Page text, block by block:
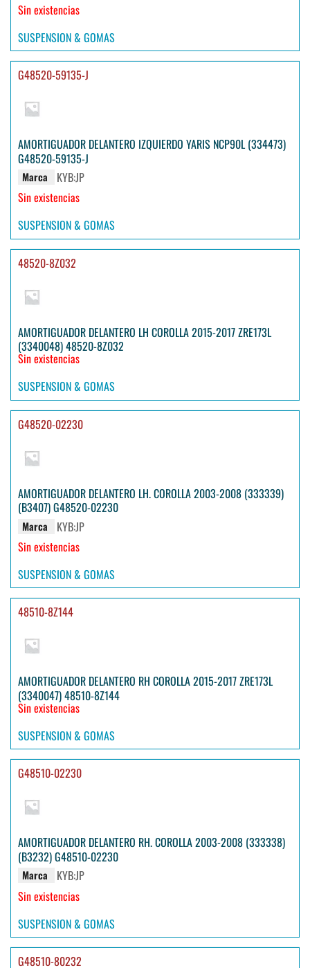
Sin existencias
SUSPENSION & GOMAS
G48520-59135-J
AMORTIGUADOR DELANTERO IZQUIERDO YARIS NCP90L (334473)
G48520-59135-J
Marca
KYB:JP
Sin existencias
SUSPENSION & GOMAS
48520-8Z032
AMORTIGUADOR DELANTERO LH COROLLA 2015-2017 ZRE173L
(3340048) 48520-8Z032
Sin existencias
SUSPENSION & GOMAS
G48520-02230
AMORTIGUADOR DELANTERO LH. COROLLA 2003-2008 (333339)
(B3407) G48520-02230
Marca
KYB:JP
Sin existencias
SUSPENSION & GOMAS
48510-8Z144
AMORTIGUADOR DELANTERO RH COROLLA 2015-2017 ZRE173L
(3340047) 48510-8Z144
Sin existencias
SUSPENSION & GOMAS
G48510-02230
AMORTIGUADOR DELANTERO RH. COROLLA 2003-2008 (333338)
(B3232) G48510-02230
Marca
KYB:JP
Sin existencias
SUSPENSION & GOMAS
G48510-80232